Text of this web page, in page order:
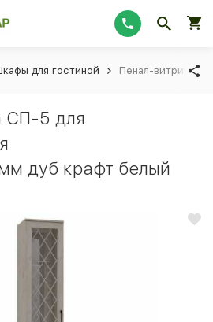
для гостиной Пенал-витрина
СП-5 для
дуб крафт белый